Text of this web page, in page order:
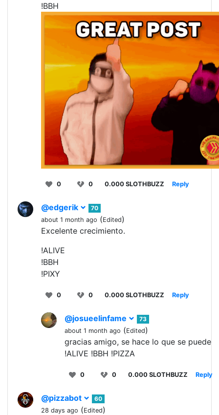
!BBH
0 0 0.000 SLOTHBUZZ Reply
@edgerik
70
about 1 month ago (Edited)
Excelente crecimiento.
!ALIVE
!BBH
!PIXY
0 0 0.000 SLOTHBUZZ Reply
@josueelinfame
73
about 1 month ago (Edited)
gracias amigo, se hace lo que se puede
!ALIVE !BBH !PIZZA
0 0 0.000 SLOTHBUZZ Reply
@pizzabot
60
28 days ago (Edited)